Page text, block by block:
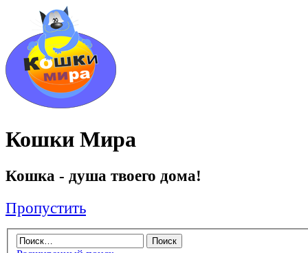
Кошки Мира
Кошка - душа твоего дома!
Пропустить